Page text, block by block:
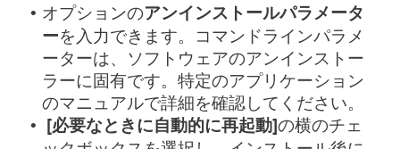
• オプションのアンインストールパラメータ
ーを入力できます。コマンドラインパラメ
ーターは、ソフトウェアのアンインストー
ラーに固有です。特定のアプリケーション
のマニュアルで詳細を確認してください。
• [必要なときに自動的に再起動]の横のチェ